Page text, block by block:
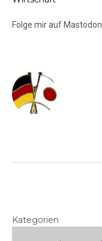
Folge mir auf Mastodon
Kategorien